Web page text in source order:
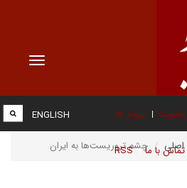
Toggle
عضویت پیوند ها
تماس با ما RSS
ENGLISH
اصلی چشم تروریست‌ها به ایران